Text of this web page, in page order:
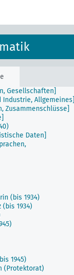
Gesellschaften]
Allgemeines]
Zusammenschlüsse]
Daten]
(bis 1934)
1934)
1945)
(Protektorat)